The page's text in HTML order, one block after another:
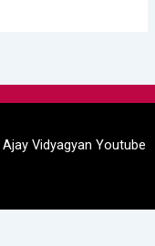
Ajay Vidyagyan Youtube